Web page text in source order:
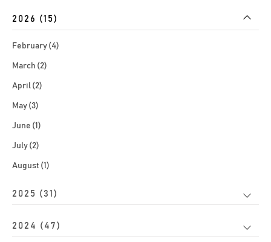
2026 (15)
February (4)
March (2)
April (2)
May (3)
June (1)
July (2)
August (1)
2025 (31)
2024 (47)